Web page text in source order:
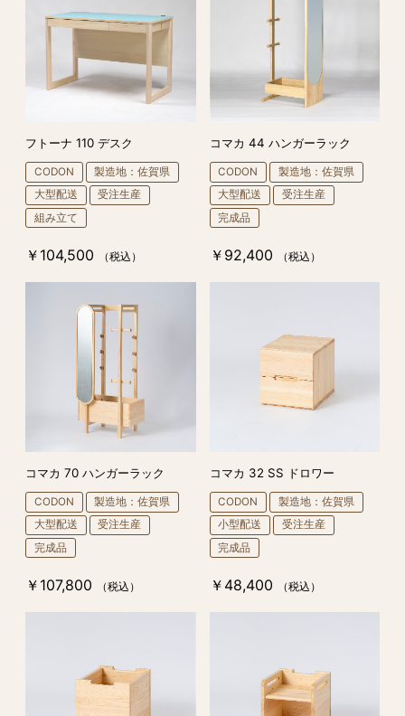
フトーナ 110 デスク
CODON
製造地：佐賀県
大型配送
受注生産
組み立て
￥104,500 （税込）
コマカ 44 ハンガーラック
CODON
製造地：佐賀県
大型配送
受注生産
完成品
￥92,400 （税込）
コマカ 70 ハンガーラック
CODON
製造地：佐賀県
大型配送
受注生産
完成品
￥107,800 （税込）
コマカ 32 SS ドロワー
CODON
製造地：佐賀県
小型配送
受注生産
完成品
￥48,400 （税込）